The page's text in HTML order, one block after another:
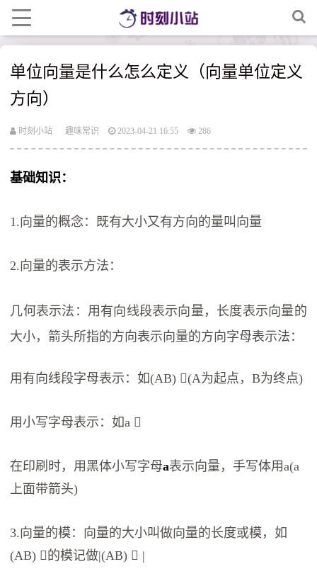
单位向量是什么怎么定义（向量单位定义
方向）
时刻小站 趣味常识 2023-04-21 16:55 286
基础知识：
1.向量的概念：既有大小又有方向的量叫向量
2.向量的表示方法：
几何表示法：用有向线段表示向量，长度表示向量的
大小，箭头所指的方向表示向量的方向字母表示法：
用有向线段字母表示：如(AB) ⃗(A为起点，B为终点)
用小写字母表示：如a ⃗
在印刷时，用黑体小写字母a表示向量，手写体用a(a
上面带箭头)
3.向量的模：向量的大小叫做向量的长度或模，如
(AB) ⃗的模记做|(AB) ⃗ |